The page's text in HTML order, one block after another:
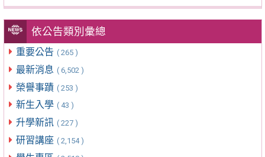
依公告類別彙總
重要公告 ( 265 )
最新消息 ( 6,502 )
榮譽事蹟 ( 253 )
新生入學 ( 43 )
升學新訊 ( 227 )
研習講座 ( 2,154 )